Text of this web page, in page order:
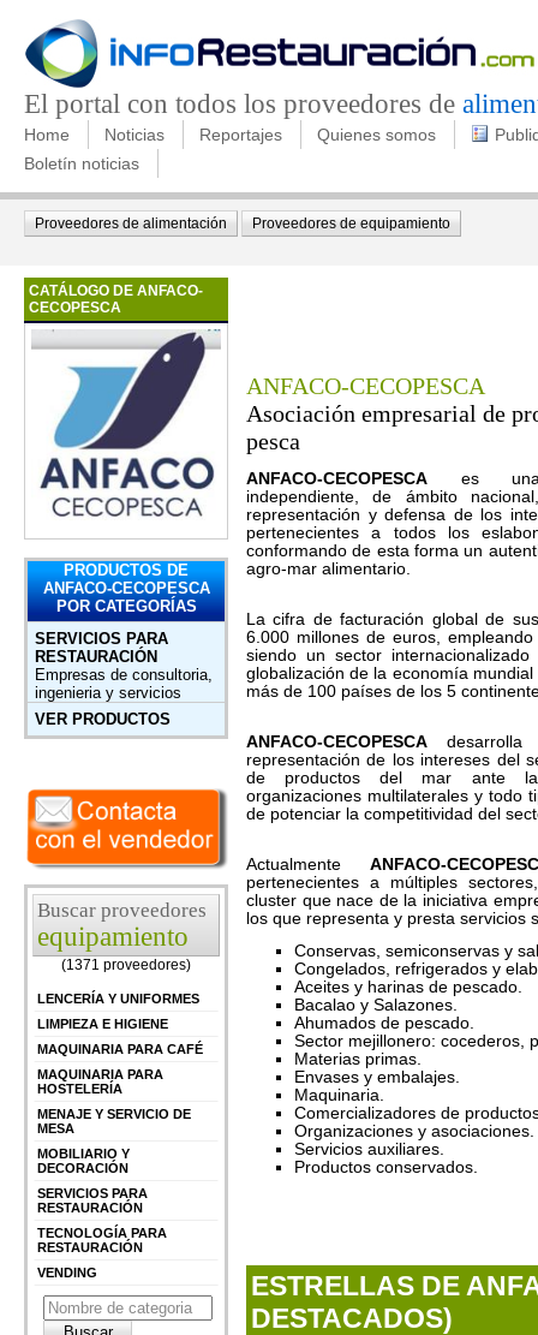
El portal con todos los proveedores de
Home Noticias Reportajes Quienes somos
Boletín noticias
Proveedores de alimentación Proveedores de equipamiento
CATÁLOGO DE ANFACO-
CECOPESCA
PRODUCTOS DE
ANFACO-CECOPESCA
POR CATEGORÍAS
SERVICIOS PARA
RESTAURACIÓN
Empresas de consultoria,
ingenieria y servicios
VER PRODUCTOS
Buscar proveedores
equipamiento
(1371 proveedores)
LENCERÍA Y UNIFORMES
LIMPIEZA E HIGIENE
MAQUINARIA PARA CAFÉ
MAQUINARIA PARA
HOSTELERÍA
MENAJE Y SERVICIO DE
MESA
MOBILIARIO Y
DECORACIÓN
SERVICIOS PARA
RESTAURACIÓN
TECNOLOGÍA PARA
RESTAURACIÓN
VENDING
ANFACO-CECOPESCA
Asociación empresarial de
pesca
ANFACO-CECOPESCA es una
independiente, de ámbito
representación y defensa de los
pertenecientes a todos los
conformando de esta forma un
agro-mar alimentario.
La cifra de facturación global de
6.000 millones de euros,
siendo un sector
globalización de la economía
más de 100 países de los 5
ANFACO-CECOPESCA desarrolla
representación de los intereses del
de productos del mar ante las
organizaciones multilaterales y todo
de potenciar la competitividad del
ActualmenteANFACO-
pertenecientes a múltiples
cluster que nace de la iniciativa
los que representa y presta servicios
Conservas, semiconservas y
Congelados, refrigerados y
Aceites y harinas de pescado.
Bacalao y Salazones.
Ahumados de pescado.
Sector mejillonero: cocederos,
Materias primas.
Envases y embalajes.
Maquinaria.
Comercializadores de
Organizaciones y asociaciones.
Servicios auxiliares.
Productos conservados.
ESTRELLAS DE
DESTACADOS)